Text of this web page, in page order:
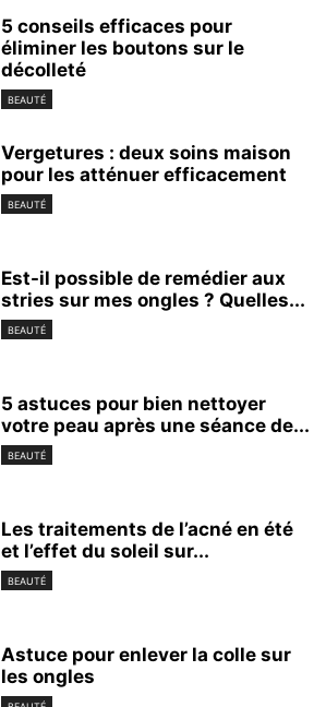
5 conseils efficaces pour
éliminer les boutons sur le
décolleté
BEAUTÉ
Vergetures : deux soins maison
pour les atténuer efficacement
BEAUTÉ
Est-il possible de remédier aux
stries sur mes ongles ? Quelles...
BEAUTÉ
5 astuces pour bien nettoyer
votre peau après une séance de...
BEAUTÉ
Les traitements de l’acné en été
et l’effet du soleil sur...
BEAUTÉ
Astuce pour enlever la colle sur
les ongles